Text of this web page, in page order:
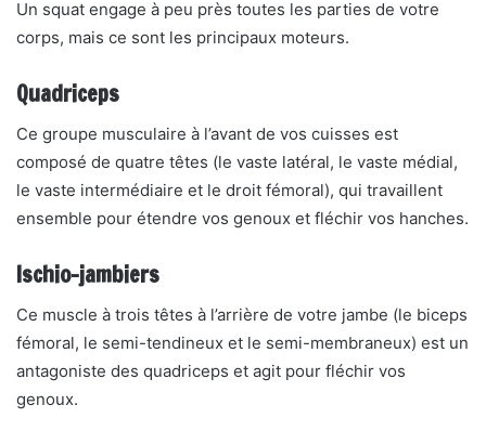
Un squat engage à peu près toutes les parties de votre
corps, mais ce sont les principaux moteurs.
Quadriceps
Ce groupe musculaire à l’avant de vos cuisses est
composé de quatre têtes (le vaste latéral, le vaste médial,
le vaste intermédiaire et le droit fémoral), qui travaillent
ensemble pour étendre vos genoux et fléchir vos hanches.
Ischio-jambiers
Ce muscle à trois têtes à l’arrière de votre jambe (le biceps
fémoral, le semi-tendineux et le semi-membraneux) est un
antagoniste des quadriceps et agit pour fléchir vos
genoux.